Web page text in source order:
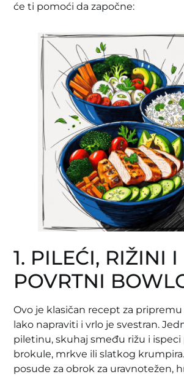
će ti pomoći da započne:
1. PILEĆI, RIŽINI I
POVRTNI
Ovo je klasičan recept za
lako napraviti i vrlo je svestran.
piletinu, skuhaj smeđu rižu i
brokule, mrkve ili slatkog
posude za obrok za uravnotežen,